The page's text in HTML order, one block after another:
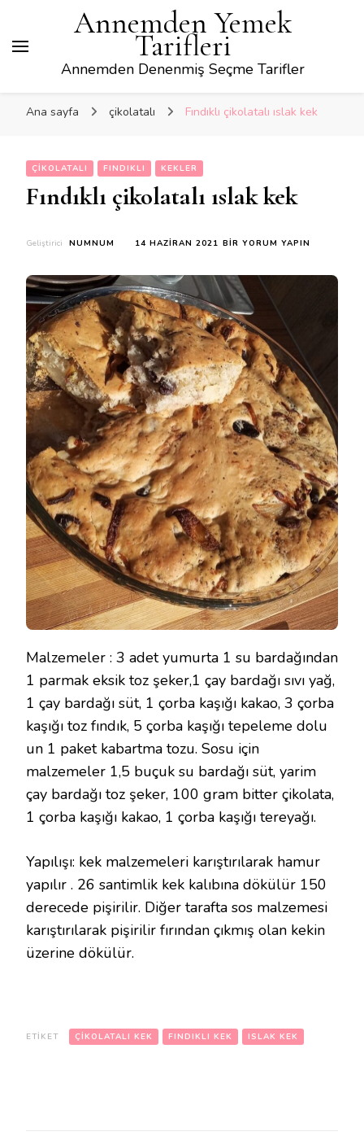
Annemden Yemek
Tarifleri
Annemden Denenmiş Seçme Tarifler
Ana sayfa çikolatalı Fındıklı çikolatalı ıslak kek
ÇIKOLATALI FINDIKLI KEKLER
Fındıklı çikolatalı ıslak kek
Geliştirici NUMNUM 14 HAZIRAN 2021 FINDIKLI
KEK
IÇIN
BIR YORUM YAPIN
Malzemeler : 3 adet yumurta 1 su bardağından
1 parmak eksik toz şeker,1 çay bardağı sıvı yağ,
1 çay bardağı süt, 1 çorba kaşığı kakao, 3 çorba
kaşığı toz fındık, 5 çorba kaşığı tepeleme dolu
un 1 paket kabartma tozu. Sosu için
malzemeler 1,5 buçuk su bardağı süt, yarim
çay bardağı toz şeker, 100 gram bitter çikolata,
1 çorba kaşığı kakao, 1 çorba kaşığı tereyağı.
Yapılışı: kek malzemeleri karıştırılarak hamur
yapılır . 26 santimlik kek kalıbına dökülür 150
derecede pişirilir. Diğer tarafta sos malzemesi
karıştırılarak pişirilir fırından çıkmış olan kekin
üzerine dökülür.
ETIKET ÇIKOLATALI KEK FINDIKLI KEK ISLAK KEK